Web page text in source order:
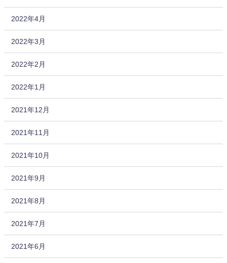
2022年4月
2022年3月
2022年2月
2022年1月
2021年12月
2021年11月
2021年10月
2021年9月
2021年8月
2021年7月
2021年6月